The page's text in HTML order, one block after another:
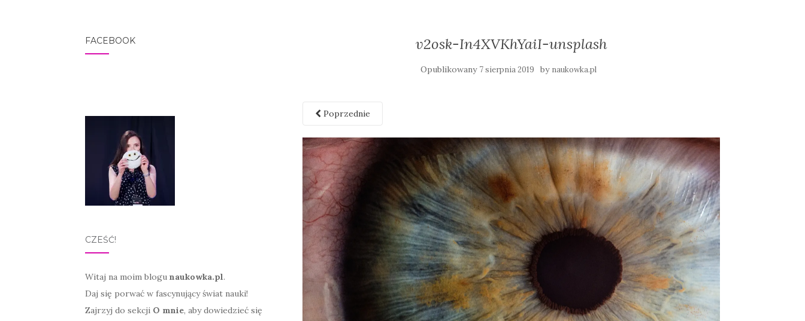
v2osk-In4XVKhYaiI-unsplash
Opublikowany 7 sierpnia 2019 by naukowka.pl
Poprzednie
FACEBOOK
CZEŚĆ!
Witaj na moim blogu naukowka.pl.
Daj się porwać w fascynujący świat nauki!
Zajrzyj do sekcji O mnie, aby dowiedzieć się